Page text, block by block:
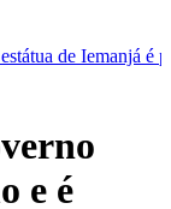
em Natal
e é